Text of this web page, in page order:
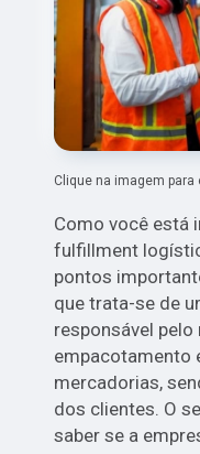
Clique na imagem para
Como você está
fulfillment
pontos
que trata-se de
responsável
empacotamento
mercadorias,
dos clientes. O
saber se a